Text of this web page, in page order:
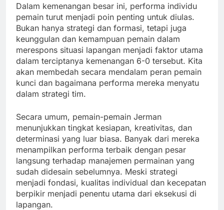
Dalam kemenangan besar ini, performa individu
pemain turut menjadi poin penting untuk diulas.
Bukan hanya strategi dan formasi, tetapi juga
keunggulan dan kemampuan pemain dalam
merespons situasi lapangan menjadi faktor utama
dalam terciptanya kemenangan 6-0 tersebut. Kita
akan membedah secara mendalam peran pemain
kunci dan bagaimana performa mereka menyatu
dalam strategi tim.
Secara umum, pemain-pemain Jerman
menunjukkan tingkat kesiapan, kreativitas, dan
determinasi yang luar biasa. Banyak dari mereka
menampilkan performa terbaik dengan pesar
langsung terhadap manajemen permainan yang
sudah didesain sebelumnya. Meski strategi
menjadi fondasi, kualitas individual dan kecepatan
berpikir menjadi penentu utama dari eksekusi di
lapangan.